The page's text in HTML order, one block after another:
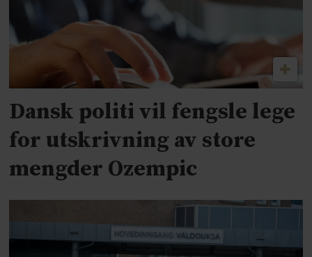
Dansk politi vil fengsle lege
for utskrivning av store
mengder Ozempic